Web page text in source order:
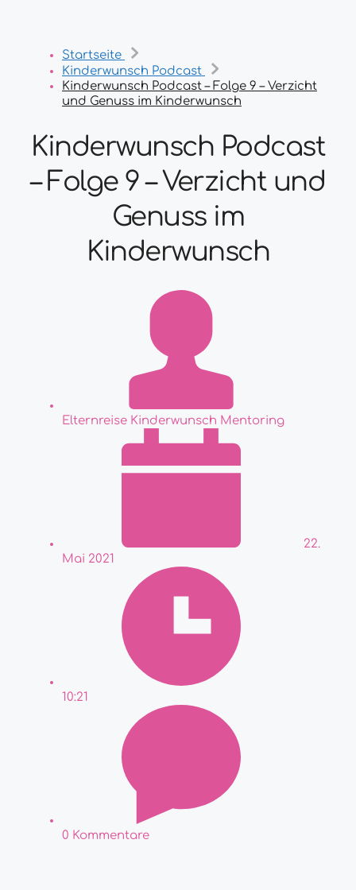
Startseite
Kinderwunsch Podcast
Kinderwunsch Podcast – Folge 9 – Verzicht
und Genuss im Kinderwunsch
Kinderwunsch Podcast
– Folge 9 – Verzicht und
Genuss im
Kinderwunsch
Elternreise Kinderwunsch Mentoring
22.
Mai 2021
10:21
0 Kommentare